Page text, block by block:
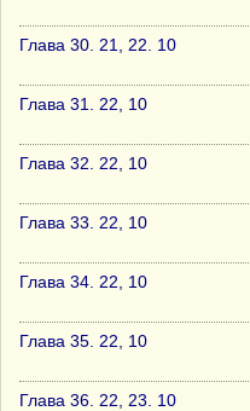
Глава 30. 21, 22. 10
Глава 31. 22, 10
Глава 32. 22, 10
Глава 33. 22, 10
Глава 34. 22, 10
Глава 35. 22, 10
Глава 36. 22, 23. 10